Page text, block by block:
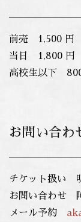
前売 1,500
当日 1,800
高校生以下
お問い合わ
チケット扱い
お問い合わせ
メール予約